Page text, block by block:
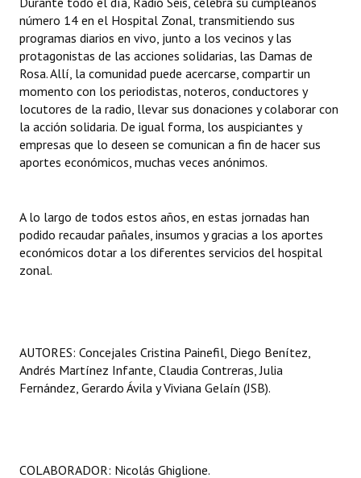
Huéspedes de Honor - Registro
Antiguos Pobladores - Registro
Reconocimientos - Registro
Bariloche, Municipio intercultural
Entrega de distinciones
número 14 en el Hospital Zonal, transmitiendo sus
programas diarios en vivo, junto a los vecinos y las
protagonistas de las acciones solidarias, las Damas de
Rosa. Allí, la comunidad puede acercarse, compartir un
momento con los periodistas, noteros, conductores y
locutores de la radio, llevar sus donaciones y colaborar con
la acción solidaria. De igual forma, los auspiciantes y
empresas que lo deseen se comunican a fin de hacer sus
aportes económicos, muchas veces anónimos.
A lo largo de todos estos años, en estas jornadas han
podido recaudar pañales, insumos y gracias a los aportes
económicos dotar a los diferentes servicios del hospital
zonal.
AUTORES: Concejales Cristina Painefil, Diego Benítez,
Andrés Martínez Infante, Claudia Contreras, Julia
Fernández, Gerardo Ávila y Viviana Gelaín (JSB).
COLABORADOR: Nicolás Ghiglione.